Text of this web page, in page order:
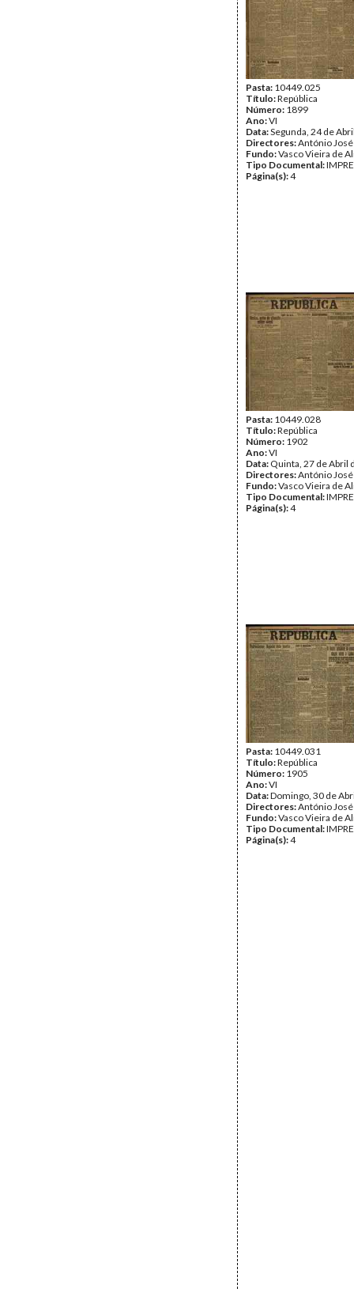
Pasta: 10449.025
Título:República
Número: 1899
Ano:VI
Data:Segunda, 24 de
Directores:António
Fundo:Vasco Vieira de
Tipo Documental:
Página(s):4
Pasta: 10449.028
Título:República
Número: 1902
Ano:VI
Data: Quinta, 27 de Abril
Directores:António
Fundo:Vasco Vieira de
Tipo Documental:
Página(s):4
Pasta: 10449.031
Título:República
Número: 1905
Ano:VI
Data:Domingo, 30 de
Directores:António
Fundo:Vasco Vieira de
Tipo Documental:
Página(s):4